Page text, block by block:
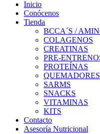
Inicio
Conócenos
Tienda
BCCA´S /
COLAGENOS
CREATINAS
PRE-
PROTEÍNAS
QUEMADORES
SARMS
SNACKS
VITAMINAS
KITS
Contacto
Asesoría Nutricional